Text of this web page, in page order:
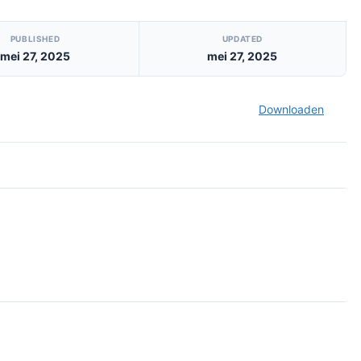
PUBLISHED
mei 27, 2025
UPDATED
mei 27, 2025
Downloaden